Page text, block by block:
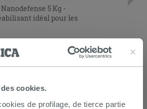
cookies.
de profilage, de tierce partie
5 Kg -
idéal pour les
AJOUTER AU PANIER